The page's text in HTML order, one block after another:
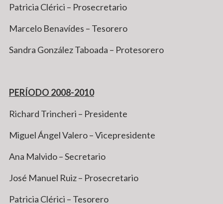
Patricia Clérici – Prosecretario
Marcelo Benavídes – Tesorero
Sandra González Taboada – Protesorero
PERÍODO 2008-2010
Richard Trincheri – Presidente
Miguel Ángel Valero – Vicepresidente
Ana Malvido – Secretario
José Manuel Ruiz – Prosecretario
Patricia Clérici – Tesorero